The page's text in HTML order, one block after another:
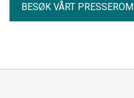
BESØK VÅRT PRESSEROM